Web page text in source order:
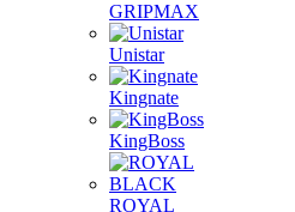
GRIPMAX
Unistar
Kingnate
KingBoss
ROYAL